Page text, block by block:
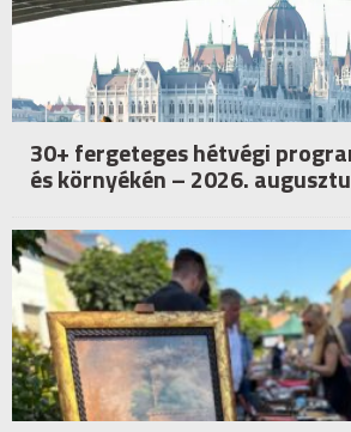
30+ fergeteges hétvégi
és környékén – 2026.